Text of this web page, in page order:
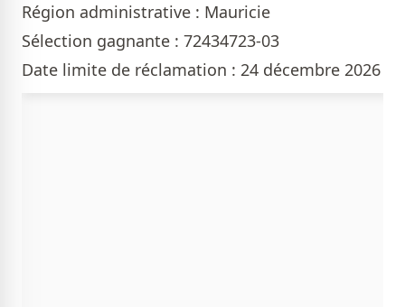
Région administrative : Mauricie
Sélection gagnante : 72434723-03
Date limite de réclamation : 24 décembre 2026